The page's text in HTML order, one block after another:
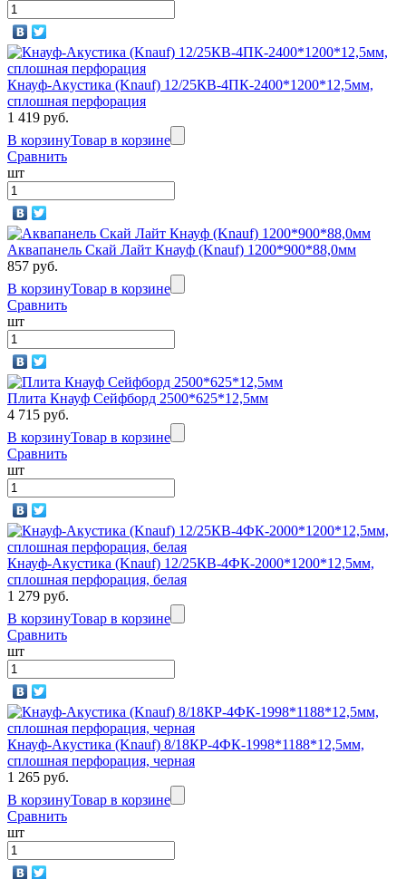
Кнауф-Акустика (Knauf) 12/25КВ-4ПК-2400*1200*12,5мм,
сплошная перфорация
1 419 руб.
В корзинуТовар в корзине
Сравнить
шт
Аквапанель Скай Лайт Кнауф (Knauf) 1200*900*88,0мм
857 руб.
В корзинуТовар в корзине
Сравнить
шт
Плита Кнауф Сейфборд 2500*625*12,5мм
4 715 руб.
В корзинуТовар в корзине
Сравнить
шт
Кнауф-Акустика (Knauf) 12/25КВ-4ФК-2000*1200*12,5мм,
сплошная перфорация, белая
1 279 руб.
В корзинуТовар в корзине
Сравнить
шт
Кнауф-Акустика (Knauf) 8/18КР-4ФК-1998*1188*12,5мм,
сплошная перфорация, черная
1 265 руб.
В корзинуТовар в корзине
Сравнить
шт